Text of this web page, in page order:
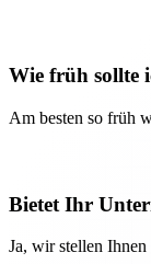
Wie früh sollte
Am besten so früh
Bietet Ihr
Ja, wir stellen